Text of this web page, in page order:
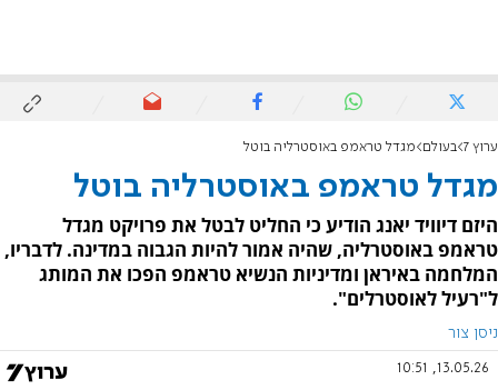
ערוץ 7 בעולם מגדל טראמפ באוסטרליה בוטל
מגדל טראמפ באוסטרליה בוטל
היזם דיוויד יאנג הודיע כי החליט לבטל את פרויקט מגדל
טראמפ באוסטרליה, שהיה אמור להיות הגבוה במדינה. לדבריו,
המלחמה באיראן ומדיניות הנשיא טראמפ הפכו את המותג
ל"רעיל לאוסטרלים".
ניסן צור
13.05.26, 10:51